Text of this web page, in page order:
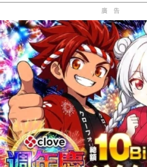
廣告